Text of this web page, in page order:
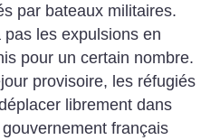
par bateaux militaires.
pas les expulsions en
pour un certain nombre.
provisoire, les réfugiés
librement dans
français